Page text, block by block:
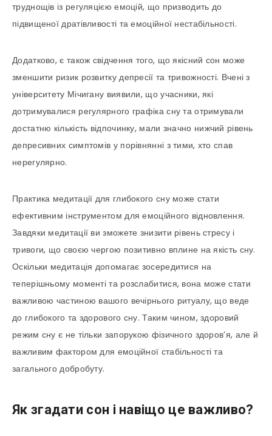
труднощів із регуляцією емоцій, що призводить до
підвищеної дратівливості та емоційної нестабільності.
Додатково, є також свідчення того, що якісний сон може
зменшити ризик розвитку депресії та тривожності. Вчені з
університету Мічигану виявили, що учасники, які
дотримувалися регулярного графіка сну та отримували
достатню кількість відпочинку, мали значно нижчий рівень
депресивних симптомів у порівнянні з тими, хто спав
нерегулярно.
Практика медитації для глибокого сну може стати
ефективним інструментом для емоційного відновлення.
Завдяки медитації ви зможете знизити рівень стресу і
тривоги, що своєю чергою позитивно вплине на якість сну.
Оскільки медитація допомагає зосередитися на
теперішньому моменті та розслабитися, вона може стати
важливою частиною вашого вечірнього ритуалу, що веде
до глибокого та здорового сну. Таким чином, здоровий
режим сну є не тільки запорукою фізичного здоров’я, але й
важливим фактором для емоційної стабільності та
загального добробуту.
Як згадати сон і навіщо це важливо?